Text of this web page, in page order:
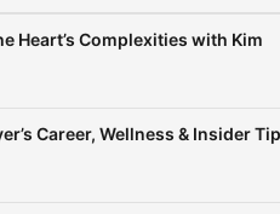
cualquier
Heart’s Complexities with Kim
Career, Wellness & Insider